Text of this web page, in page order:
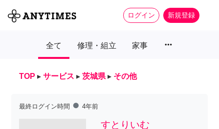
ログイン 新規登録
全て 修理・組立 家事 more_horiz
TOP ▸ サービス ▸ 茨城県 ▸ その他
最終ログイン時間 fiber_manual_record 4年前
すとりいむ